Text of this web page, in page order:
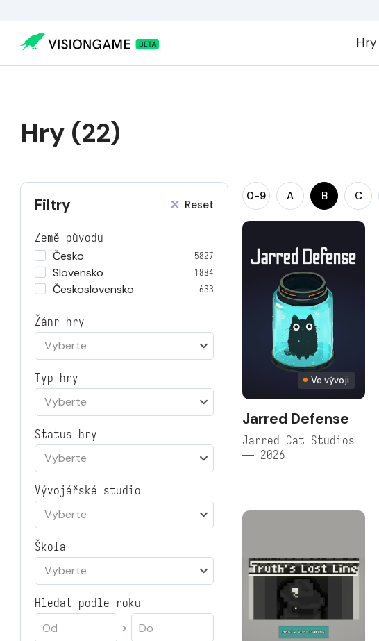
Hry
Hry (22)
Filtry Reset
Země původu
Česko
5827
Slovensko 1884
Československo 633
Žánr hry
Vyberte
Typ hry
Vyberte
Status hry
Vyberte
Vývojářské studio
Vyberte
Škola
Vyberte
Hledat podle roku
0-9 A B C
Ve vývoji
Jarred Defense
Jarred Cat Studios
— 2026